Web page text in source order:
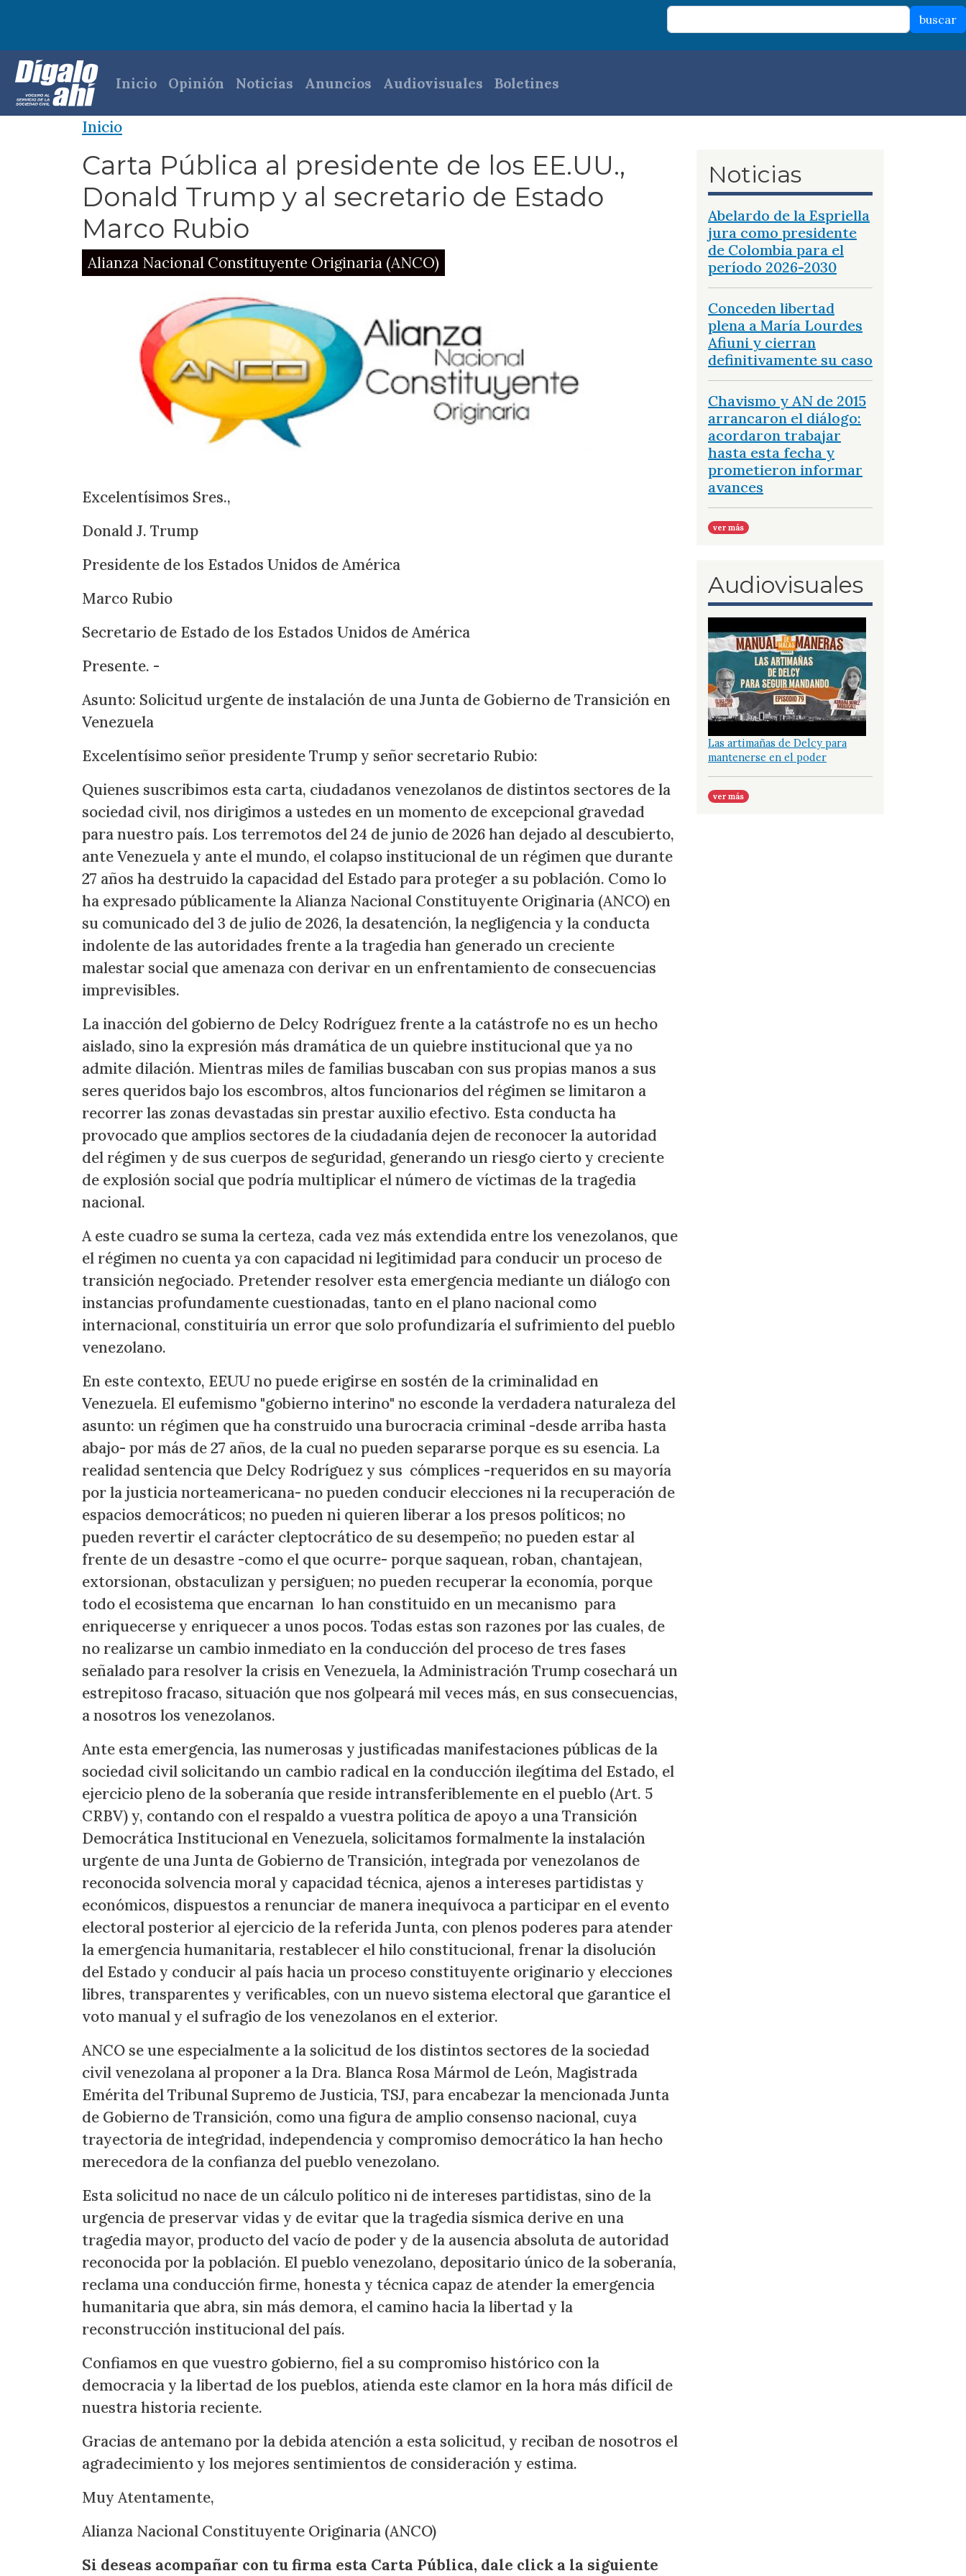
buscar
Navegación principal
Inicio Opinión Noticias Anuncios Audiovisuales Boletines
Inicio
Carta Pública al presidente de los EE.UU.,
Donald Trump y al secretario de Estado
Marco Rubio
Alianza Nacional Constituyente Originaria (ANCO)
Excelentísimos Sres.,
Donald J. Trump
Presidente de los Estados Unidos de América
Marco Rubio
Secretario de Estado de los Estados Unidos de América
Presente. -
Asunto: Solicitud urgente de instalación de una Junta de Gobierno de Transición en
Venezuela
Excelentísimo señor presidente Trump y señor secretario Rubio:
Quienes suscribimos esta carta, ciudadanos venezolanos de distintos sectores de la
sociedad civil, nos dirigimos a ustedes en un momento de excepcional gravedad
para nuestro país. Los terremotos del 24 de junio de 2026 han dejado al descubierto,
ante Venezuela y ante el mundo, el colapso institucional de un régimen que durante
27 años ha destruido la capacidad del Estado para proteger a su población. Como lo
ha expresado públicamente la Alianza Nacional Constituyente Originaria (ANCO) en
su comunicado del 3 de julio de 2026, la desatención, la negligencia y la conducta
indolente de las autoridades frente a la tragedia han generado un creciente
malestar social que amenaza con derivar en un enfrentamiento de consecuencias
imprevisibles.
La inacción del gobierno de Delcy Rodríguez frente a la catástrofe no es un hecho
aislado, sino la expresión más dramática de un quiebre institucional que ya no
admite dilación. Mientras miles de familias buscaban con sus propias manos a sus
seres queridos bajo los escombros, altos funcionarios del régimen se limitaron a
recorrer las zonas devastadas sin prestar auxilio efectivo. Esta conducta ha
provocado que amplios sectores de la ciudadanía dejen de reconocer la autoridad
del régimen y de sus cuerpos de seguridad, generando un riesgo cierto y creciente
de explosión social que podría multiplicar el número de víctimas de la tragedia
nacional.
A este cuadro se suma la certeza, cada vez más extendida entre los venezolanos, que
el régimen no cuenta ya con capacidad ni legitimidad para conducir un proceso de
transición negociado. Pretender resolver esta emergencia mediante un diálogo con
instancias profundamente cuestionadas, tanto en el plano nacional como
internacional, constituiría un error que solo profundizaría el sufrimiento del pueblo
venezolano.
En este contexto, EEUU no puede erigirse en sostén de la criminalidad en
Venezuela. El eufemismo "gobierno interino" no esconde la verdadera naturaleza del
asunto: un régimen que ha construido una burocracia criminal -desde arriba hasta
abajo- por más de 27 años, de la cual no pueden separarse porque es su esencia. La
realidad sentencia que Delcy Rodríguez y sus cómplices -requeridos en su mayoría
por la justicia norteamericana- no pueden conducir elecciones ni la recuperación de
espacios democráticos; no pueden ni quieren liberar a los presos políticos; no
pueden revertir el carácter cleptocrático de su desempeño; no pueden estar al
frente de un desastre -como el que ocurre- porque saquean, roban, chantajean,
extorsionan, obstaculizan y persiguen; no pueden recuperar la economía, porque
todo el ecosistema que encarnan lo han constituido en un mecanismo para
enriquecerse y enriquecer a unos pocos. Todas estas son razones por las cuales, de
no realizarse un cambio inmediato en la conducción del proceso de tres fases
señalado para resolver la crisis en Venezuela, la Administración Trump cosechará un
estrepitoso fracaso, situación que nos golpeará mil veces más, en sus consecuencias,
a nosotros los venezolanos.
Ante esta emergencia, las numerosas y justificadas manifestaciones públicas de la
sociedad civil solicitando un cambio radical en la conducción ilegítima del Estado, el
ejercicio pleno de la soberanía que reside intransferiblemente en el pueblo (Art. 5
CRBV) y, contando con el respaldo a vuestra política de apoyo a una Transición
Democrática Institucional en Venezuela, solicitamos formalmente la instalación
urgente de una Junta de Gobierno de Transición, integrada por venezolanos de
reconocida solvencia moral y capacidad técnica, ajenos a intereses partidistas y
económicos, dispuestos a renunciar de manera inequívoca a participar en el evento
electoral posterior al ejercicio de la referida Junta, con plenos poderes para atender
la emergencia humanitaria, restablecer el hilo constitucional, frenar la disolución
del Estado y conducir al país hacia un proceso constituyente originario y elecciones
libres, transparentes y verificables, con un nuevo sistema electoral que garantice el
voto manual y el sufragio de los venezolanos en el exterior.
ANCO se une especialmente a la solicitud de los distintos sectores de la sociedad
civil venezolana al proponer a la Dra. Blanca Rosa Mármol de León, Magistrada
Emérita del Tribunal Supremo de Justicia, TSJ, para encabezar la mencionada Junta
de Gobierno de Transición, como una figura de amplio consenso nacional, cuya
trayectoria de integridad, independencia y compromiso democrático la han hecho
merecedora de la confianza del pueblo venezolano.
Esta solicitud no nace de un cálculo político ni de intereses partidistas, sino de la
urgencia de preservar vidas y de evitar que la tragedia sísmica derive en una
tragedia mayor, producto del vacío de poder y de la ausencia absoluta de autoridad
reconocida por la población. El pueblo venezolano, depositario único de la soberanía,
reclama una conducción firme, honesta y técnica capaz de atender la emergencia
humanitaria que abra, sin más demora, el camino hacia la libertad y la
reconstrucción institucional del país.
Confiamos en que vuestro gobierno, fiel a su compromiso histórico con la
democracia y la libertad de los pueblos, atienda este clamor en la hora más difícil de
nuestra historia reciente.
Gracias de antemano por la debida atención a esta solicitud, y reciban de nosotros el
agradecimiento y los mejores sentimientos de consideración y estima.
Muy Atentamente,
Alianza Nacional Constituyente Originaria (ANCO)
Si deseas acompañar con tu firma esta Carta Pública, dale click a la siguiente
Noticias
Abelardo de la Espriella
jura como presidente
de Colombia para el
período 2026-2030
Conceden libertad
plena a María Lourdes
Afiuni y cierran
definitivamente su caso
Chavismo y AN de 2015
arrancaron el diálogo:
acordaron trabajar
hasta esta fecha y
prometieron informar
avances
ver más
Audiovisuales
Las artimañas de Delcy para
mantenerse en el poder
ver más